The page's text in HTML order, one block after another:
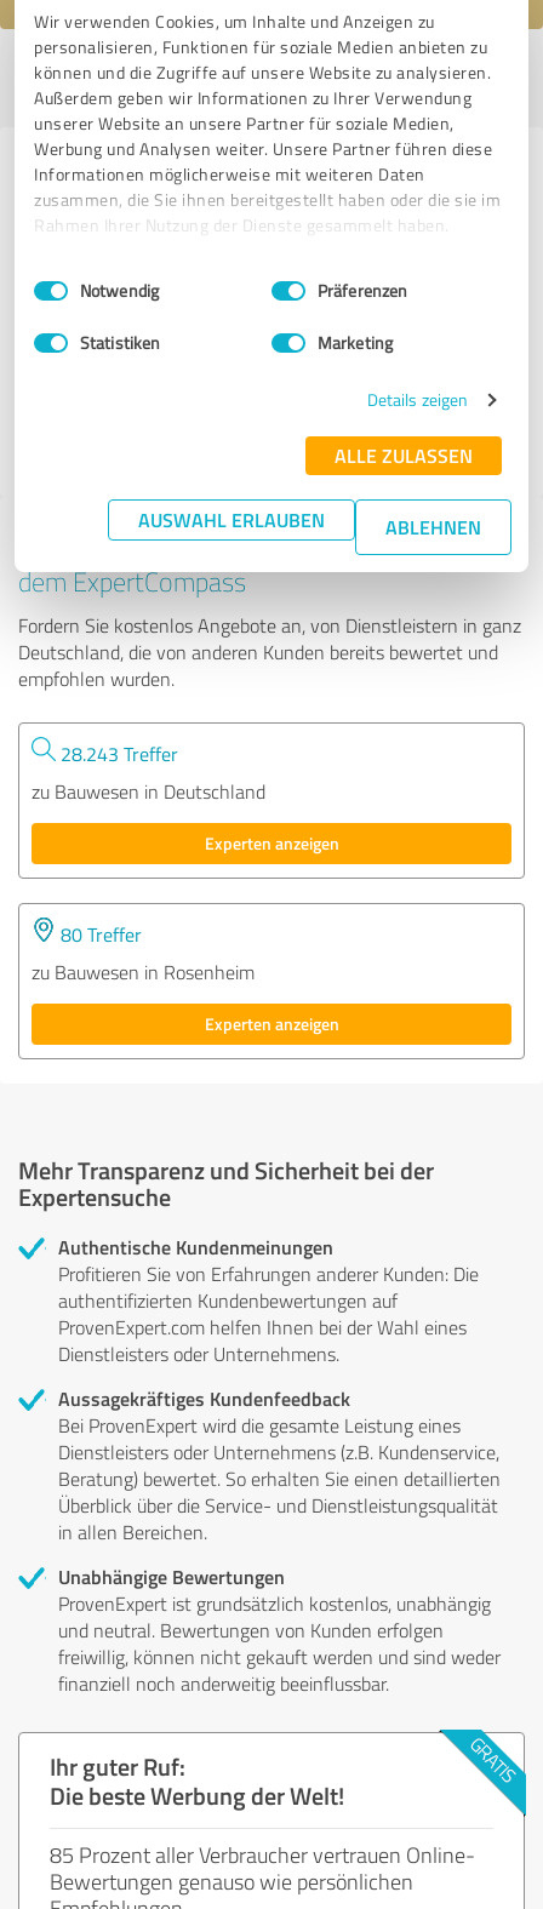
Wir verwenden Cookies, um Inhalte und Anzeigen zu
personalisieren, Funktionen für soziale Medien anbieten zu
können und die Zugriffe auf unsere Website zu analysieren.
Außerdem geben wir Informationen zu Ihrer Verwendung
unserer Website an unsere Partner für soziale Medien,
Werbung und Analysen weiter. Unsere Partner führen diese
Informationen möglicherweise mit weiteren Daten
zusammen, die Sie ihnen bereitgestellt haben oder die sie im
Rahmen Ihrer Nutzung der Dienste gesammelt haben.
Impressum Datenschutzbestimmungen
Einwilligungsauswahl
Notwendig Präferenzen
Statistiken Marketing
Details zeigen
ALLE ZULASSEN
AUSWAHL ERLAUBEN ABLEHNEN
Profil aktiv seit 23.10.2025 |Letzte Aktualisierung: 23.10.2025|Profil
melden
Erfahrungen zu weiteren
Anbietern aus dem Bereich
Fensterblick GmbH & Co. KG
Tipp: Die passenden Experten finden - mit
dem ExpertCompass
Fordern Sie kostenlos Angebote an, von Dienstleistern in ganz
Deutschland, die von anderen Kunden bereits bewertet und
empfohlen wurden.
28.243 Treffer
zu Bauwesen in Deutschland
Experten anzeigen
80 Treffer
zu Bauwesen in Rosenheim
Experten anzeigen
Mehr Transparenz und Sicherheit bei der
Expertensuche
Authentische Kundenmeinungen
Profitieren Sie von Erfahrungen anderer Kunden: Die
authentifizierten Kundenbewertungen auf
ProvenExpert.com helfen Ihnen bei der Wahl eines
Dienstleisters oder Unternehmens.
Aussagekräftiges Kundenfeedback
Bei ProvenExpert wird die gesamte Leistung eines
Dienstleisters oder Unternehmens (z.B. Kundenservice,
Beratung) bewertet. So erhalten Sie einen detaillierten
Überblick über die Service- und Dienstleistungsqualität
in allen Bereichen.
Unabhängige Bewertungen
ProvenExpert ist grundsätzlich kostenlos, unabhängig
und neutral. Bewertungen von Kunden erfolgen
freiwillig, können nicht gekauft werden und sind weder
finanziell noch anderweitig beeinflussbar.
Ihr guter Ruf:
Die beste Werbung der Welt!
85 Prozent aller Verbraucher vertrauen Online-
Bewertungen genauso wie persönlichen